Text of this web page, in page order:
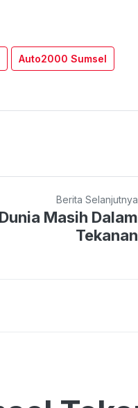
Auto2000 Sumsel
Berita Selanjutnya
Masih Dalam
Tekanan